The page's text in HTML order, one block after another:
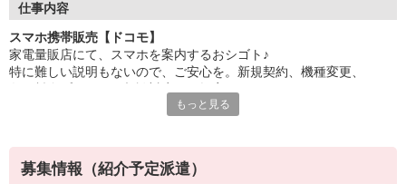
特別割引価格でご利用可能☆☆
お得に過ごしたいあなたの味方です♪
【選べるお仕事いろいろ】
事務、経理、データ入力、コールセンター、受付
▼工場・製造・軽作業系
機械/食品製造・梱包・仕分け・加工・組立・検査
仕事内容
スマホ携帯販売【ドコモ】
家電量販店にて、スマホを案内するおシゴト♪
特に難しい説明もないので、ご安心を。新規契約、機種変更、
満足度◎
もっと見る
募集情報（紹介予定派遣）